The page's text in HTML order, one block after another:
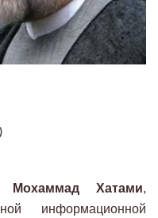
Мохаммад Хатами,
информационной